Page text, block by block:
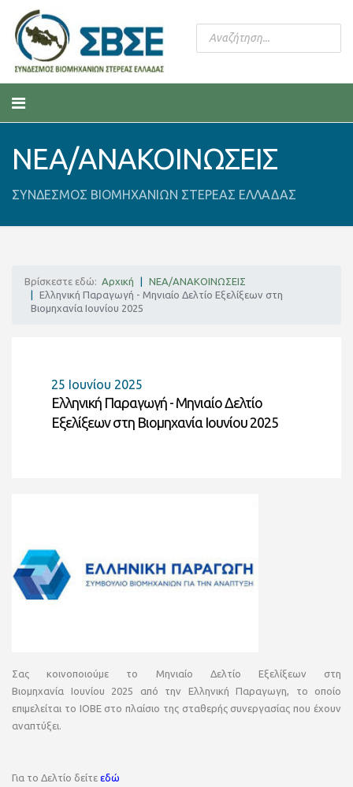
ΝΕΑ/ΑΝΑΚΟΙΝΩΣΕΙΣ
ΣΥΝΔΕΣΜΟΣ ΒΙΟΜΗΧΑΝΙΩΝ ΣΤΕΡΕΑΣ ΕΛΛΑΔΑΣ
Βρίσκεστε εδώ: Αρχική
ΝΕΑ/ΑΝΑΚΟΙΝΩΣΕΙΣ
Ελληνική Παραγωγή - Μηνιαίο Δελτίο Εξελίξεων στη
Βιομηχανία Ιουνίου 2025
25 Ιουνίου 2025
Ελληνική Παραγωγή - Μηνιαίο Δελτίο
Εξελίξεων στη Βιομηχανία Ιουνίου 2025
Σας κοινοποιούμε το Μηνιαίο Δελτίο Εξελίξεων στη
Βιομηχανία Ιουνίου 2025 από την Ελληνική Παραγωγη, το οποίο
επιμελείται το ΙΟΒΕ στο πλαίσιο της σταθερής συνεργασίας που έχουν
αναπτύξει.
Για το Δελτίο δείτε εδώ